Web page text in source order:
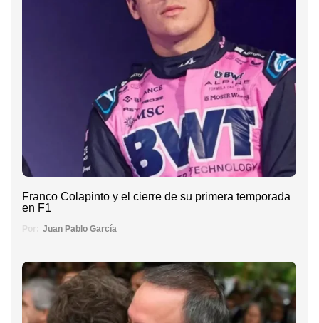
Franco Colapinto y el cierre de su primera temporada
en F1
Por: Juan Pablo García